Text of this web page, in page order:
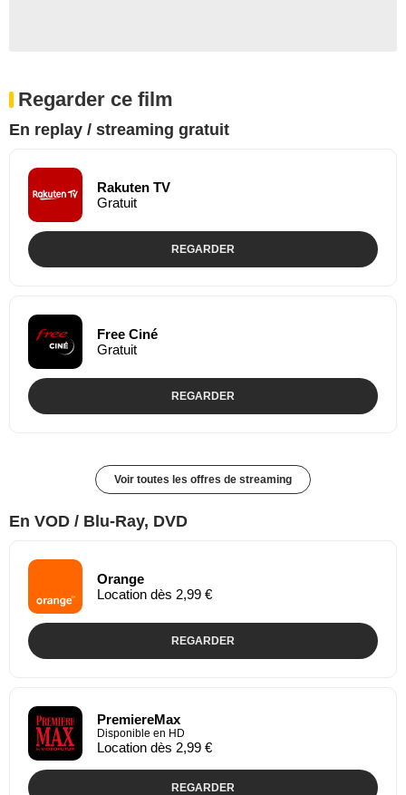
Regarder ce film
En replay / streaming gratuit
Rakuten TV
Gratuit
REGARDER
Free Ciné
Gratuit
REGARDER
Voir toutes les offres de streaming
En VOD / Blu-Ray, DVD
Orange
Location dès 2,99 €
REGARDER
PremiereMax
Disponible en HD
Location dès 2,99 €
REGARDER